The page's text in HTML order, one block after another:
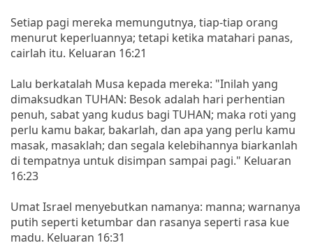
Setiap pagi mereka memungutnya, tiap-tiap orang
menurut keperluannya; tetapi ketika matahari panas,
cairlah itu. Keluaran 16:21
Lalu berkatalah Musa kepada mereka: "Inilah yang
dimaksudkan TUHAN: Besok adalah hari perhentian
penuh, sabat yang kudus bagi TUHAN; maka roti yang
perlu kamu bakar, bakarlah, dan apa yang perlu kamu
masak, masaklah; dan segala kelebihannya biarkanlah
di tempatnya untuk disimpan sampai pagi." Keluaran
16:23
Umat Israel menyebutkan namanya: manna; warnanya
putih seperti ketumbar dan rasanya seperti rasa kue
madu. Keluaran 16:31